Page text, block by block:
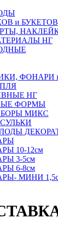
и БУКЕТОВ
НГ
НГ
ФОРМЫ
МИКС
10-12см
3-5см
6-8см
МИНИ